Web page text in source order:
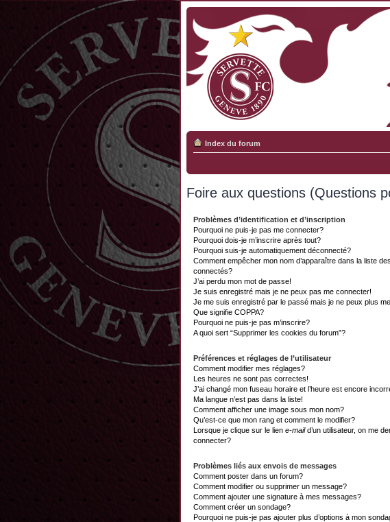
Index du forum
Foire aux questions (Questions
Problèmes d’identification et d’inscription
Pourquoi ne puis-je pas me connecter?
Pourquoi dois-je m’inscrire après tout?
Pourquoi suis-je automatiquement déconnecté?
Comment empêcher mon nom d’apparaître dans la liste
connectés?
J’ai perdu mon mot de passe!
Je suis enregistré mais je ne peux pas me connecter!
Je me suis enregistré par le passé mais je ne peux plus
Que signifie COPPA?
Pourquoi ne puis-je pas m’inscrire?
A quoi sert “Supprimer les cookies du forum”?
Préférences et réglages de l’utilisateur
Comment modifier mes réglages?
Les heures ne sont pas correctes!
J’ai changé mon fuseau horaire et l’heure est encore
Ma langue n’est pas dans la liste!
Comment afficher une image sous mon nom?
Qu’est-ce que mon rang et comment le modifier?
Lorsque je clique sur le lien e-maild’un utilisateur, on me
connecter?
Problèmes liés aux envois de messages
Comment poster dans un forum?
Comment modifier ou supprimer un message?
Comment ajouter une signature à mes messages?
Comment créer un sondage?
Pourquoi ne puis-je pas ajouter plus d’options à mon